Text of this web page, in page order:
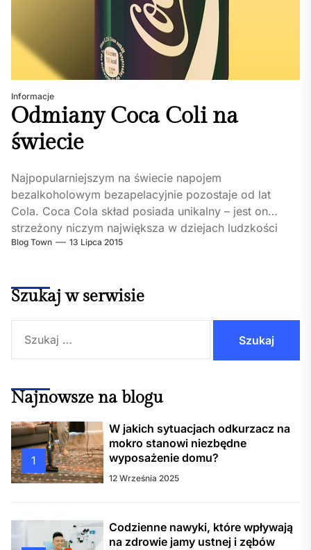
Informacje
Odmiany Coca Coli na
świecie
Najpopularniejszym na świecie napojem
bezalkoholowym bezapelacyjnie pozostaje od lat
Cola. Coca Cola skład posiada unikalny – jest on
strzeżony niczym największa w dziejach ludzkości
tajemnica....
Blog Town 13 Lipca 2015
Szukaj w serwisie
Najnowsze na blogu
1
W jakich sytuacjach odkurzacz na
mokro stanowi niezbędne
wyposażenie domu?
12 Września 2025
Codzienne nawyki, które wpływają
na zdrowie jamy ustnej i zębów